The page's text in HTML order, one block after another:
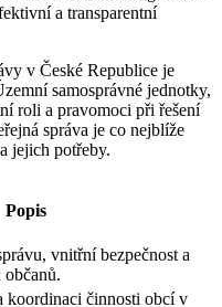
a transparentní
v České Republice je
samosprávné jednotky,
roli a pravomoci při řešení
správa je co nejblíže
jejich potřeby.
Popis
vnitřní bezpečnost a
občanů.
koordinaci činnosti obcí v